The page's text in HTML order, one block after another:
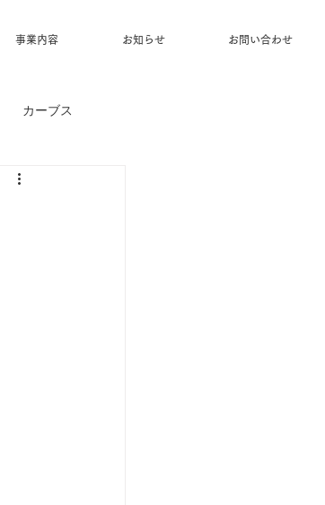
事業内容 お知らせ お問い合わせ
カーブス